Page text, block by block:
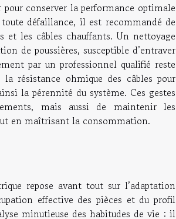
conserver la performance optimale
défaillance, il est recommandé de
et les câbles chauffants. Un nettoyage
de poussières, susceptible d’entraver
par un professionnel qualifié reste
résistance ohmique des câbles pour
la pérennité du système. Ces gestes
mais aussi de maintenir les
en maîtrisant la consommation.
repose avant tout sur l’adaptation
effective des pièces et du profil
minutieuse des habitudes de vie : il